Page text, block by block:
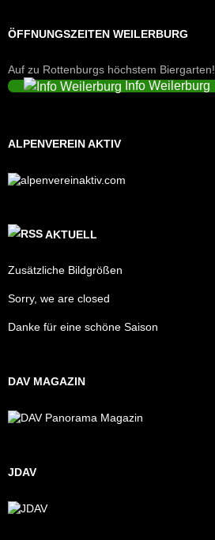
ÖFFNUNGSZEITEN WEILERBURG
Auf zu Rottenburgs höchstem Biergarten!
Info Weilerburg
ALPENVEREIN AKTIV
AKTUELL
Zusätzliche Bildgrößen
Sorry, we are closed
Danke für eine schöne Saison
DAV MAGAZIN
JDAV